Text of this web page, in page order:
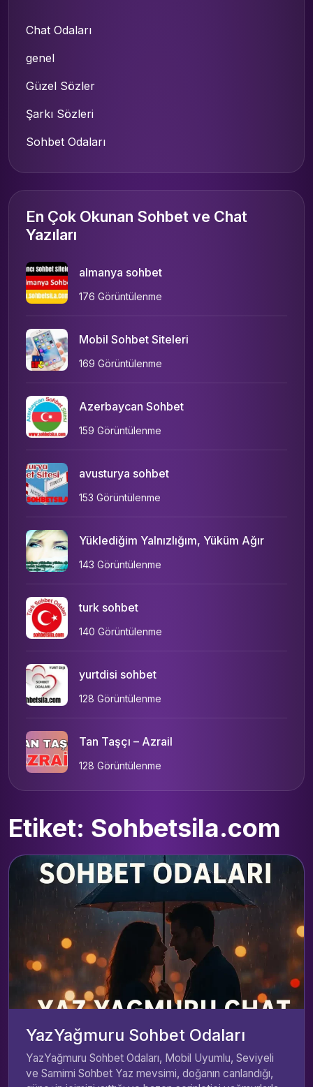
Chat Odaları
genel
Güzel Sözler
Şarkı Sözleri
Sohbet Odaları
En Çok Okunan Sohbet ve Chat
Yazıları
almanya sohbet
176 Görüntülenme
Mobil Sohbet Siteleri
169 Görüntülenme
Azerbaycan Sohbet
159 Görüntülenme
avusturya sohbet
153 Görüntülenme
Yüklediğim Yalnızlığım, Yüküm Ağır
143 Görüntülenme
turk sohbet
140 Görüntülenme
yurtdisi sohbet
128 Görüntülenme
Tan Taşçı – Azrail
128 Görüntülenme
Etiket: Sohbetsila.com
YazYağmuru Sohbet Odaları
YazYağmuru Sohbet Odaları, Mobil Uyumlu, Seviyeli
ve Samimi Sohbet Yaz mevsimi, doğanın canlandığı,